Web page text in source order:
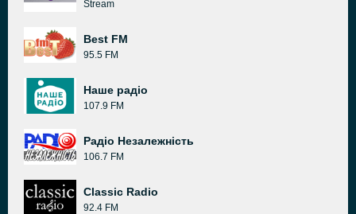
Stream
Best FM
95.5 FM
Наше радіо
107.9 FM
Радіо Незалежність
106.7 FM
Classic Radio
92.4 FM